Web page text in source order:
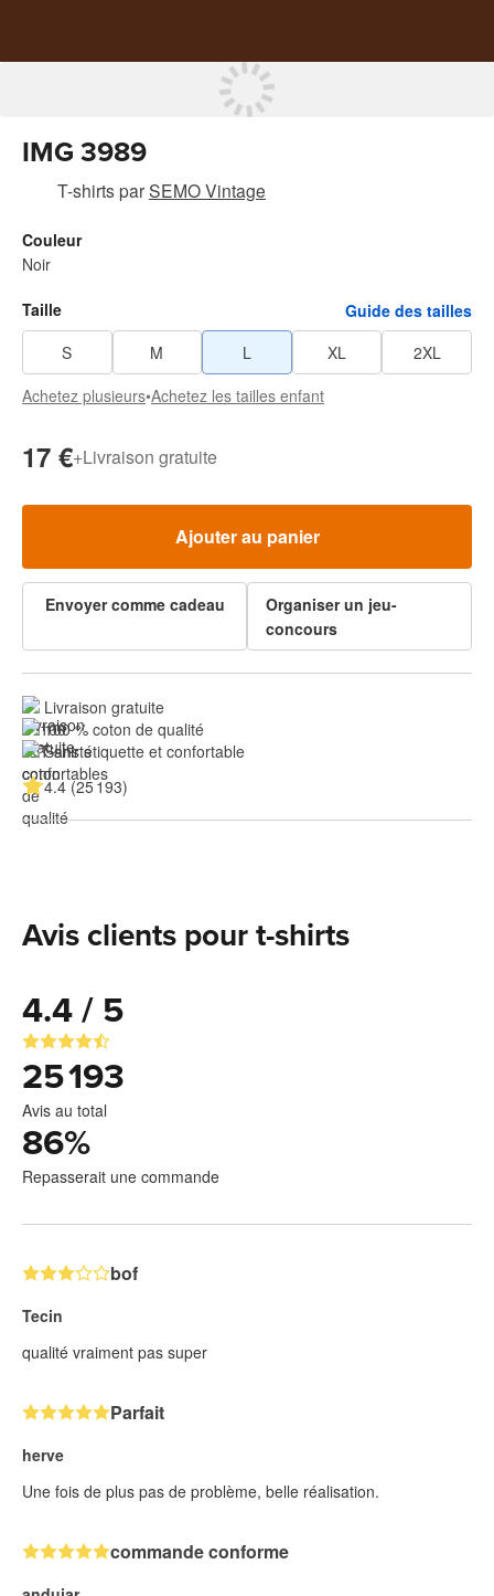
IMG 3989
T-shirtsparSEMO Vintage
Couleur
Noir
Taille
Guide des tailles
S
M L XL
2XL
Achetez plusieurs•Achetez les tailles enfant
17 €+Livraison gratuite
Ajouter au panier
Envoyer comme cadeau
Organiser un jeu-
concours
Livraison gratuite
100 % coton de qualité
Sans étiquette et confortable
4.4 (25 193)
Avis clients pour t-shirts
4.4 / 5
25 193
Avis au total
86%
Repasserait une commande
bof
Tecin
qualité vraiment pas super
Parfait
herve
Une fois de plus pas de problème, belle réalisation.
commande conforme